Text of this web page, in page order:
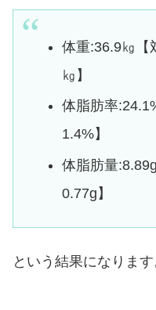
体重:36.9㎏
㎏】
体脂肪率
1.4%】
体脂肪量
0.77g】
という結果になります